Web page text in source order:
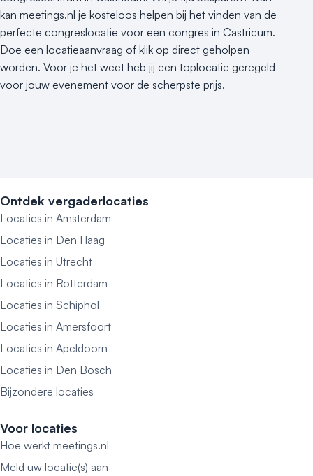
kan meetings.nl je kosteloos helpen bij het vinden van de
perfecte congreslocatie voor een congres in Castricum.
Doe een locatieaanvraag of klik op direct geholpen
worden. Voor je het weet heb jij een toplocatie geregeld
voor jouw evenement voor de scherpste prijs.
Ontdek vergaderlocaties
Locaties in Amsterdam
Locaties in Den Haag
Locaties in Utrecht
Locaties in Rotterdam
Locaties in Schiphol
Locaties in Amersfoort
Locaties in Apeldoorn
Locaties in Den Bosch
Bijzondere locaties
Voor locaties
Hoe werkt meetings.nl
Meld uw locatie(s) aan